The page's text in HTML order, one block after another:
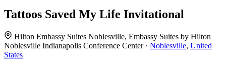
Tattoos Saved My Life Invitational
Hilton Embassy Suites Noblesville, Embassy Suites by Hilton
Noblesville Indianapolis Conference Center · Noblesville, United
States